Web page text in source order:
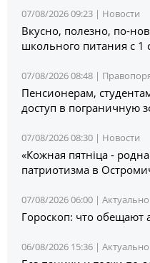
07/08/2026 09:23 | Новости
Вкусно, полезно, по-
школьного питания с 1
07/08/2026 08:48 |
Пенсионерам,
доступ в пограничную
07/08/2026 08:30 | Новости
«Кожная пятніца -
патриотизма в
07/08/2026 06:00 | Актуально
Гороскоп: что обещают
06/08/2026 15:36 | Актуально